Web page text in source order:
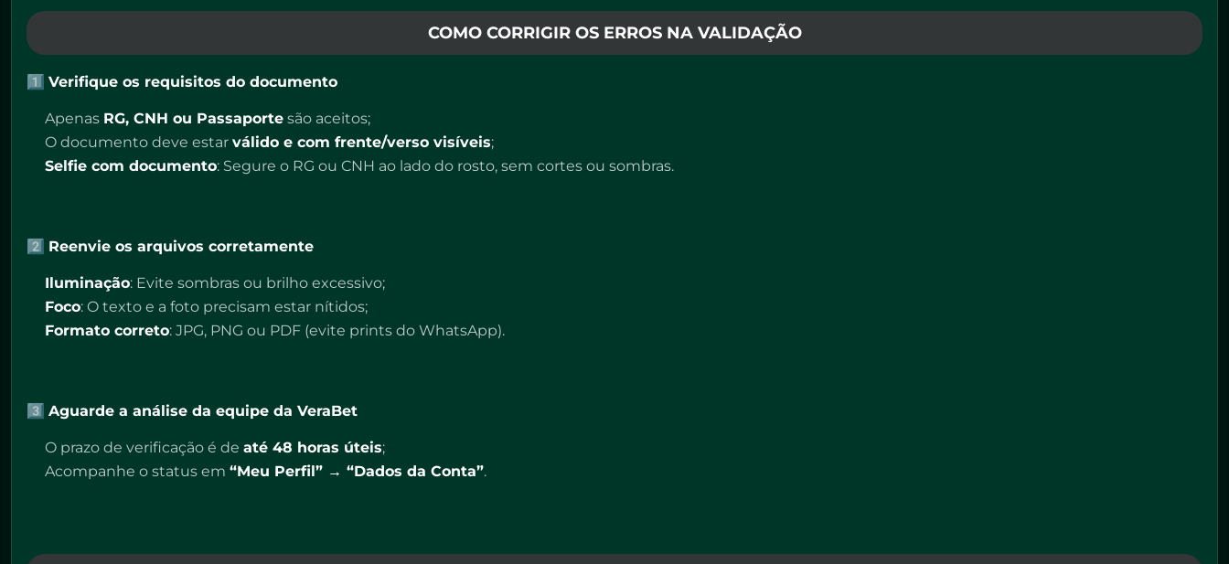
COMO CORRIGIR OS ERROS NA VALIDAÇÃO
1️⃣ Verifique os requisitos do documento
Apenas RG, CNH ou Passaporte são aceitos;
O documento deve estar válido e com frente/verso visíveis;
Selfie com documento: Segure o RG ou CNH ao lado do rosto, sem cortes ou sombras.
2️⃣ Reenvie os arquivos corretamente
Iluminação: Evite sombras ou brilho excessivo;
Foco: O texto e a foto precisam estar nítidos;
Formato correto: JPG, PNG ou PDF (evite prints do WhatsApp).
3️⃣ Aguarde a análise da equipe da VeraBet
O prazo de verificação é de até 48 horas úteis;
Acompanhe o status em “Meu Perfil” → “Dados da Conta”.